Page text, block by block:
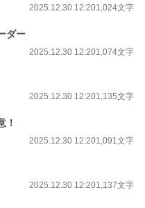
2025.12.30 12:201,024文字
ダー
2025.12.30 12:201,074文字
2025.12.30 12:201,135文字
！
2025.12.30 12:201,091文字
2025.12.30 12:201,137文字